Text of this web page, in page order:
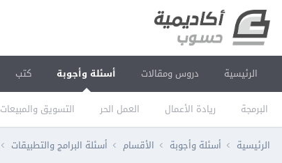
الرئيسية دروس ومقالات أسئلة وأجوبة
البرمجة ريادة الأعمال العمل الحر التسويق والمبيعات
كتب
الرئيسية أسئلة وأجوبة الأقسام أسئلة البرامج والتطبيقات